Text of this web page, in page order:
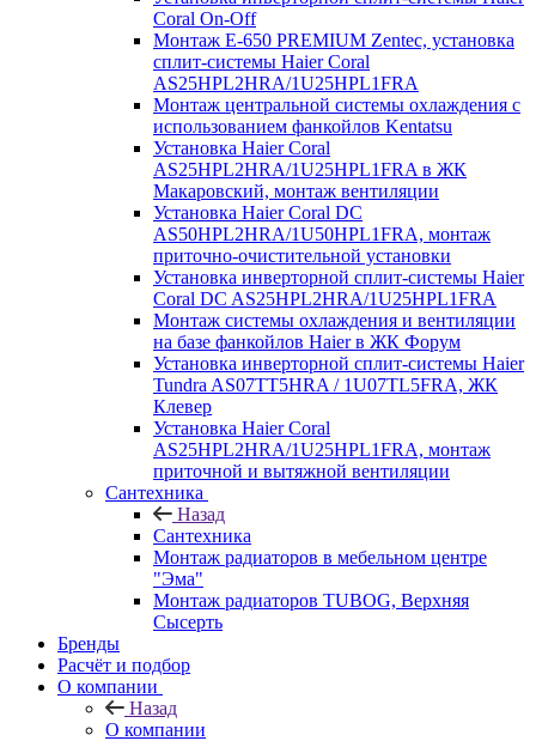
Coral On-Off
Монтаж E-650 PREMIUM Zentec, установка
сплит-системы Haier Coral
AS25HPL2HRA/1U25HPL1FRA
Монтаж центральной системы охлаждения с
использованием фанкойлов Kentatsu
Установка Haier Coral
AS25HPL2HRA/1U25HPL1FRA в ЖК
Макаровский, монтаж вентиляции
Установка Haier Coral DC
AS50HPL2HRA/1U50HPL1FRA, монтаж
приточно-очистительной установки
Установка инверторной сплит-системы Haier
Coral DC AS25HPL2HRA/1U25HPL1FRA
Монтаж системы охлаждения и вентиляции
на базе фанкойлов Haier в ЖК Форум
Установка инверторной сплит-системы Haier
Tundra AS07TT5HRA / 1U07TL5FRA, ЖК
Клевер
Установка Haier Coral
AS25HPL2HRA/1U25HPL1FRA, монтаж
приточной и вытяжной вентиляции
Сантехника
Назад
Сантехника
Монтаж радиаторов в мебельном центре
"Эма"
Монтаж радиаторов TUBOG, Верхняя
Сысерть
Бренды
Расчёт и подбор
О компании
Назад
О компании